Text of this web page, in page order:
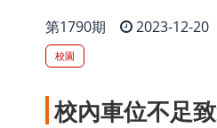
第1790期 2023-12-20
校園
校內車位不足